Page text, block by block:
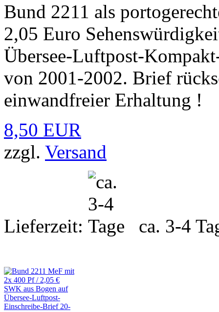
Bund 2211 als
2,05 Euro
Übersee-Luftpost-
von 2001-2002. Brief
einwandfreier Erhaltung !
8,50 EUR
zzgl. Versand
Lieferzeit: ca. 3-4